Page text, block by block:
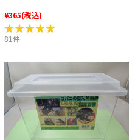
¥365(税込)
★★★★★
★★★★★
81件